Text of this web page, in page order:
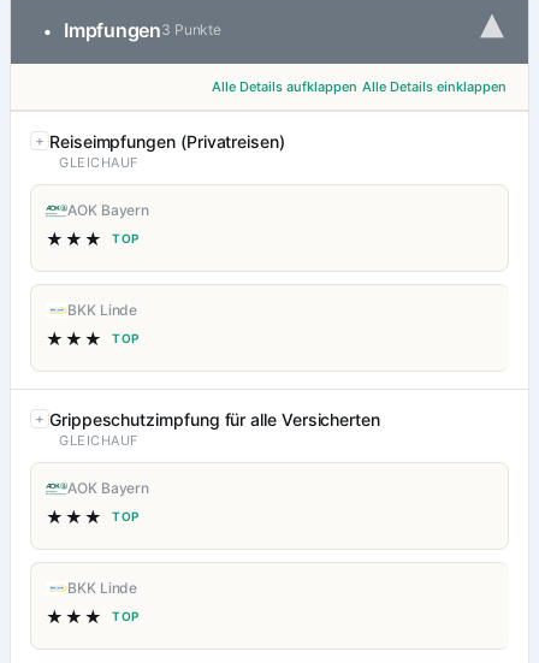
• Impfungen3 Punkte ▾
Alle Details aufklappen Alle Details einklappen
Reiseimpfungen (Privatreisen)
GLEICHAUF
AOK Bayern
★★★ TOP
BKK Linde
★★★ TOP
Grippeschutzimpfung für alle Versicherten
GLEICHAUF
AOK Bayern
★★★ TOP
BKK Linde
★★★ TOP